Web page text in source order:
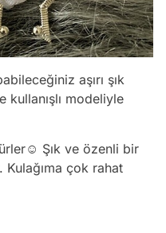
aşırı şık
kullanışlı modeliyle
Şık ve özenli bir
çok rahat